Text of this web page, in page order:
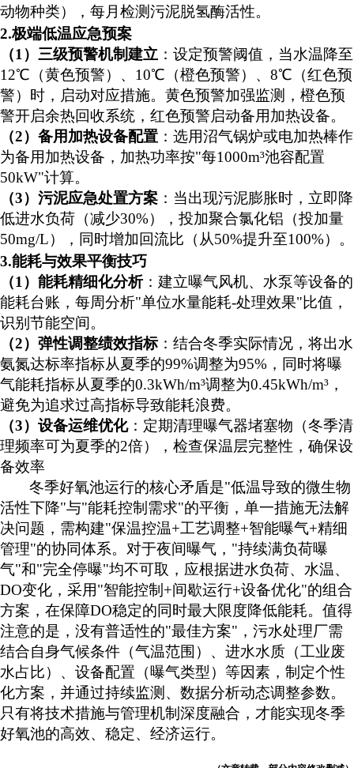
动物种类），每月检测污泥脱氢酶活性。
2.极端低温应急预案
（1）三级预警机制建立 ：设定预警阈值，当水温降至
12℃（黄色预警）、10℃（橙色预警）、8℃（红色预
警）时，启动对应措施。黄色预警加强监测，橙色预
警开启余热回收系统，红色预警启动备用加热设备。
（2） 备用加热设备配置 ：选用沼气锅炉或电加热棒作
为备用加热设备，加热功率按"每1000m³池容配置
50kW"计算。
（3） 污泥应急处置方案 ：当出现污泥膨胀时，立即降
低进水负荷（减少30%），投加聚合氯化铝（投加量
50mg/L），同时增加回流比（从50%提升至100%）。
3.能耗与效果平衡技巧
（1）能耗精细化分析：建立曝气风机、水泵等设备的
能耗台账，每周分析"单位水量能耗-处理效果"比值，
识别节能空间。
（2） 弹性调整绩效指标：结合冬季实际情况，将出水
氨氮达标率指标从夏季的99%调整为95%，同时将曝
气能耗指标从夏季的0.3kWh/m³调整为0.45kWh/m³ ，
避免为追求过高指标导致能耗浪费。
（3） 设备运维优化：定期清理曝气器堵塞物（冬季清
理频率可为夏季的2倍），检查保温层完整性，确保设
备效率
冬季好氧池运行的核心矛盾是"低温导致的微生物
活性下降"与"能耗控制需求"的平衡，单一措施无法解
决问题，需构建"保温控温+工艺调整+智能曝气+精细
管理"的协同体系。对于夜间曝气，"持续满负荷曝
气"和"完全停曝"均不可取，应根据进水负荷、水温、
DO变化，采用"智能控制+间歇运行+设备优化"的组合
方案，在保障DO稳定的同时最大限度降低能耗。值得
注意的是，没有普适性的"最佳方案"，污水处理厂需
结合自身气候条件（气温范围）、进水水质（工业废
水占比）、设备配置（曝气类型）等因素，制定个性
化方案，并通过持续监测、数据分析动态调整参数。
只有将技术措施与管理机制深度融合，才能实现冬季
好氧池的高效、稳定、经济运行。